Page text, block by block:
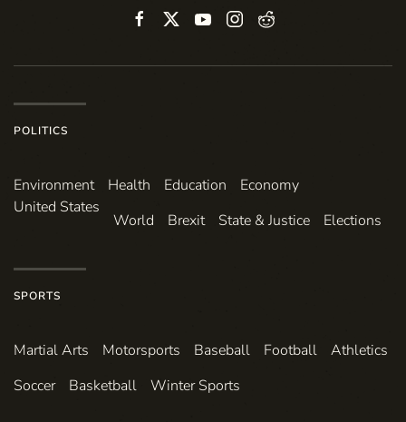
POLITICS
Environ­ment Health Education
Economy
United States
World Brexit State & Justice Elections
SPORTS
Martial Arts Motorsports Baseball Football
Athletics
Soccer
Basketball Winter Sports